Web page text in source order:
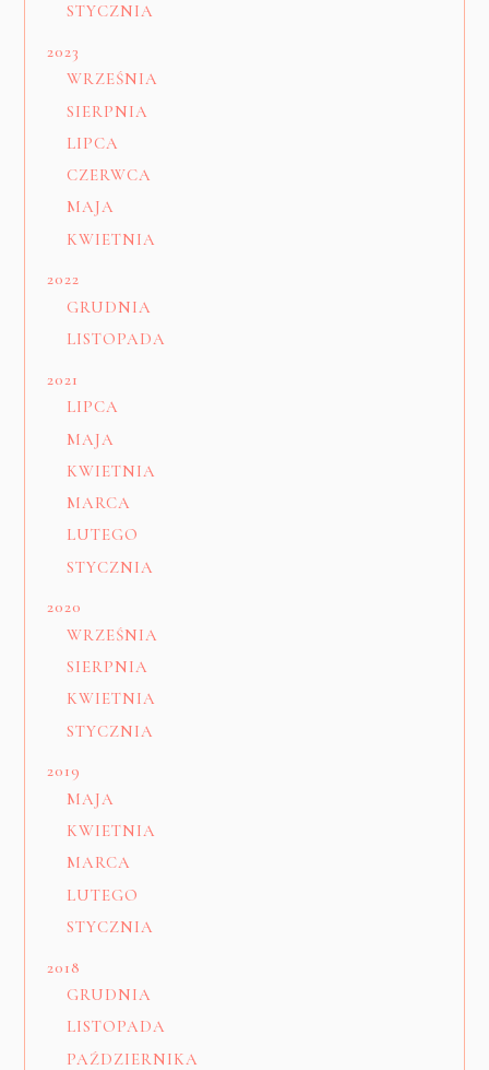
STYCZNIA
2023
WRZEŚNIA
SIERPNIA
LIPCA
CZERWCA
MAJA
KWIETNIA
2022
GRUDNIA
LISTOPADA
2021
LIPCA
MAJA
KWIETNIA
MARCA
LUTEGO
STYCZNIA
2020
WRZEŚNIA
SIERPNIA
KWIETNIA
STYCZNIA
2019
MAJA
KWIETNIA
MARCA
LUTEGO
STYCZNIA
2018
GRUDNIA
LISTOPADA
PAŹDZIERNIKA